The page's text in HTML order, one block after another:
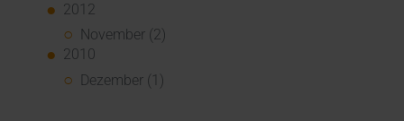
2012
November (2)
2010
Dezember (1)